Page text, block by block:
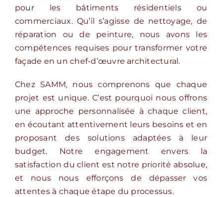
pour les bâtiments résidentiels ou
commerciaux. Qu’il s’agisse de nettoyage, de
réparation ou de peinture, nous avons les
compétences requises pour transformer votre
façade en un chef-d’œuvre architectural.
Chez SAMM, nous comprenons que chaque
projet est unique. C’est pourquoi nous offrons
une approche personnalisée à chaque client,
en écoutant attentivement leurs besoins et en
proposant des solutions adaptées à leur
budget. Notre engagement envers la
satisfaction du client est notre priorité absolue,
et nous nous efforçons de dépasser vos
attentes à chaque étape du processus.